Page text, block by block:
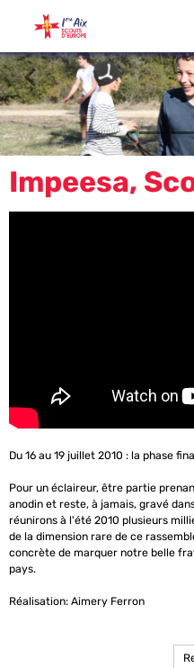
Impeesa,
Du 16 au 19 juillet 2010 : la phase
Pour un éclaireur, être partie
anodin et reste, à jamais, gravé
réunirons à l'été 2010 plusieurs
de la dimension rare de ce
concrète de marquer notre belle
pays.
Réalisation: Aimery Ferron